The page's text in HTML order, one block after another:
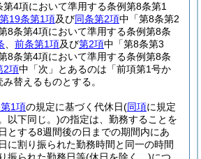
第4項において準用する条例第8条第1
第19条第1項及び同条第2項中「第8条第2
8条第4項において準用する条例第8条
前条第1項及び第2項中「第8条第3
8条第4項において準用する条例第8条
2項中「次」とあるのは「前項第1号か
替えるものとする。
1項の規定に基づく代休日(同項に規定
以下同じ。)の指定は、勤務することを
とする8週間後の日までの期間内にあ
に割り振られた勤務時間と同一の時間